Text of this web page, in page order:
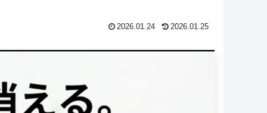
2026.01.24 2026.01.25